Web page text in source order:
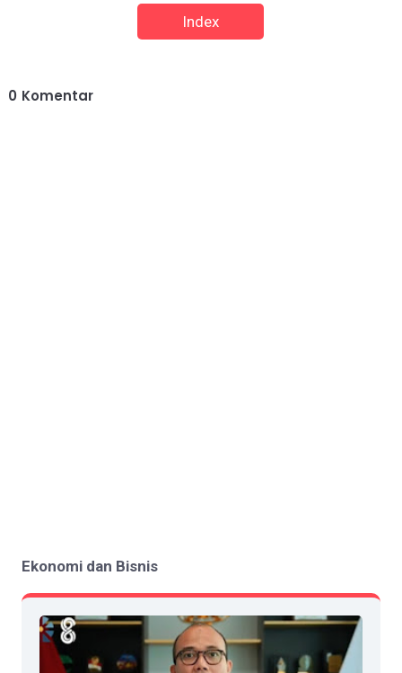
Index
0 Komentar
Ekonomi dan Bisnis